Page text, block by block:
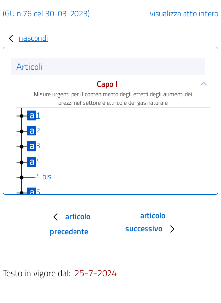
(GU n.76 del 30-03-2023)
visualizza atto intero
nascondi
Articoli
Capo I
Misure urgenti per il contenimento degli effetti degli aumenti dei
prezzi nel settore elettrico e del gas naturale
1
2
3
4
4 bis
5
7 bis
7 quater
articolo
precedente
articolo
successivo
Testo in vigore dal: 25-7-2024